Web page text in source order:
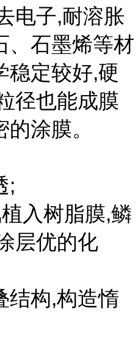
电子,耐溶胀
、石墨烯等材
稳定较好,硬
径也能成膜
涂膜。
;
入树脂膜,鳞
层优的化
结构,构造惰